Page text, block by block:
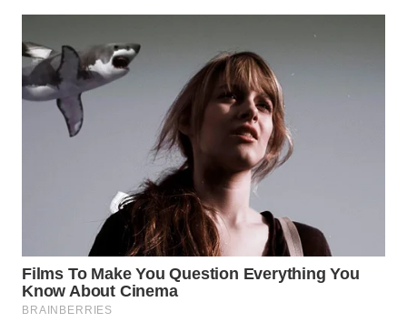
DEPOK
WN
TAPANULI
UTARA
WN
PADANG
LAWAS